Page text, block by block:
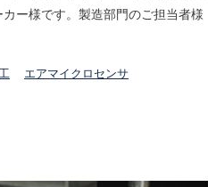
ー様です。製造部門のご担当者様
エアマイクロセンサ